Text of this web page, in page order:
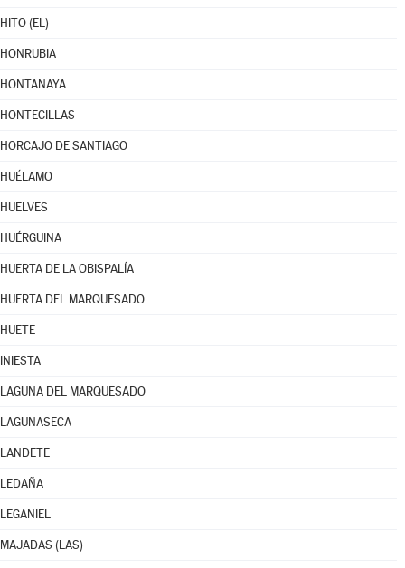
HITO (EL)
HONRUBIA
HONTANAYA
HONTECILLAS
HORCAJO DE SANTIAGO
HUÉLAMO
HUELVES
HUÉRGUINA
HUERTA DE LA OBISPALÍA
HUERTA DEL MARQUESADO
HUETE
INIESTA
LAGUNA DEL MARQUESADO
LAGUNASECA
LANDETE
LEDAÑA
LEGANIEL
MAJADAS (LAS)